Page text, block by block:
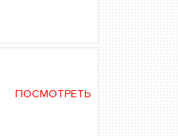
ПОСМОТРЕТЬ